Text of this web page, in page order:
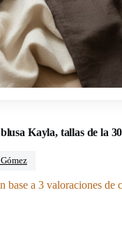
Kayla, tallas de la
base a 3 valoraciones de